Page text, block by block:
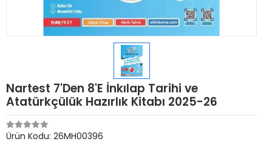
Nartest 7'Den 8'E İnkılap Tarihi ve
Atatürkçülük Hazırlık Kitabı 2025-26
Ürün Kodu: 26MH00396